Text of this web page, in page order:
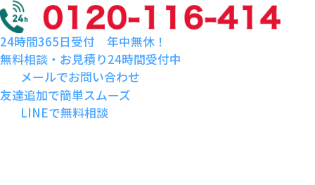
24時間365日受付 年中無休！
無料相談・お見積り24時間受付中
メールでお問い合わせ
友達追加で簡単スムーズ
LINEで無料相談